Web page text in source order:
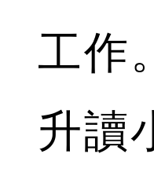
工作
升讀